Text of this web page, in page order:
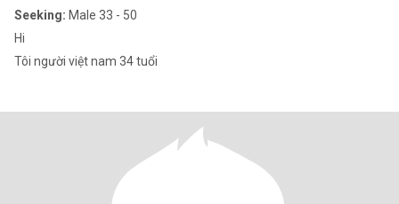
Seeking: Male 33 - 50
Hi
Tôi người việt nam 34 tuổi